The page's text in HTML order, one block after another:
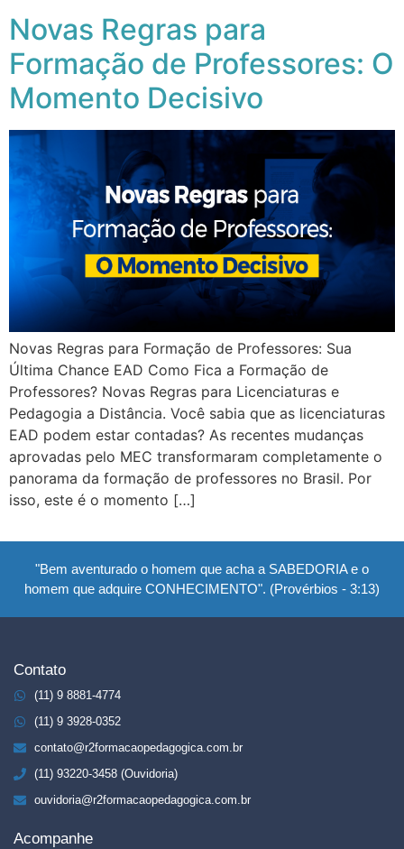
Novas Regras para
Formação de Professores: O
Momento Decisivo
Novas Regras para Formação de Professores: Sua
Última Chance EAD Como Fica a Formação de
Professores? Novas Regras para Licenciaturas e
Pedagogia a Distância. Você sabia que as licenciaturas
EAD podem estar contadas? As recentes mudanças
aprovadas pelo MEC transformaram completamente o
panorama da formação de professores no Brasil. Por
isso, este é o momento […]
"Bem aventurado o homem que acha a SABEDORIA e o
homem que adquire CONHECIMENTO". (Provérbios - 3:13)
Contato
(11) 9 8881-4774
(11) 9 3928-0352
contato@r2formacaopedagogica.com.br
(11) 93220-3458 (Ouvidoria)
ouvidoria@r2formacaopedagogica.com.br
Acompanhe